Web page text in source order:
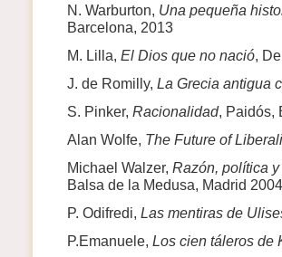
N. Warburton, Una pequeña
Barcelona, 2013
M. Lilla, El Dios que no nació,
J. de Romilly, La Grecia antigua
S. Pinker, Racionalidad, Paidós,
Alan Wolfe, The Future of
Michael Walzer, Razón, política
Balsa de la Medusa, Madrid 2004
P. Odifredi, Las mentiras de
P.Emanuele, Los cien táleros de